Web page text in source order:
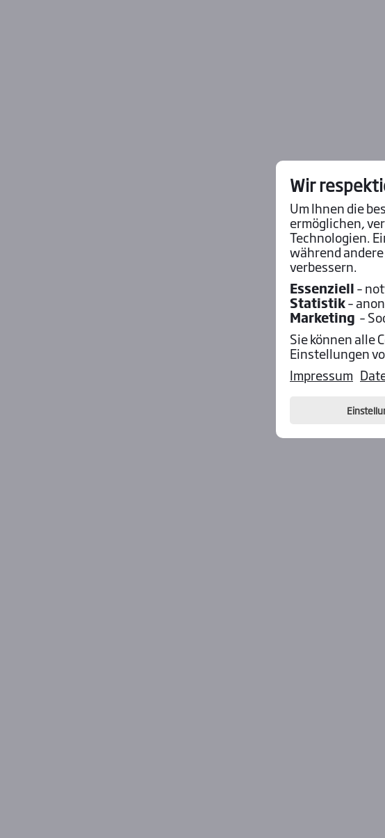
Wir
Um Ihnen die
ermöglichen,
Technologien.
während
verbessern.
Essenziell–
Statistik–
Marketing –
Sie können alle
Einstellungen
Impressum